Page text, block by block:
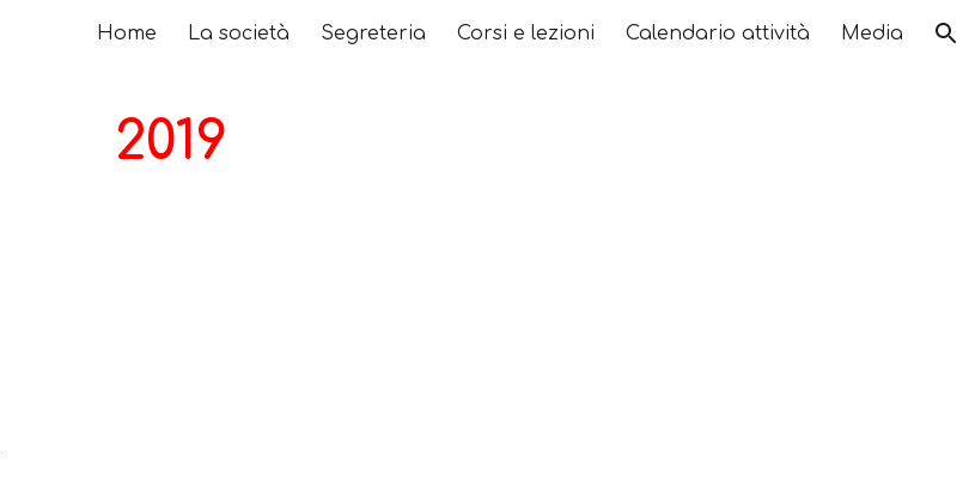
Skip to navigation
Home La società Segreteria Corsi e lezioni Calendario attività Media
2019